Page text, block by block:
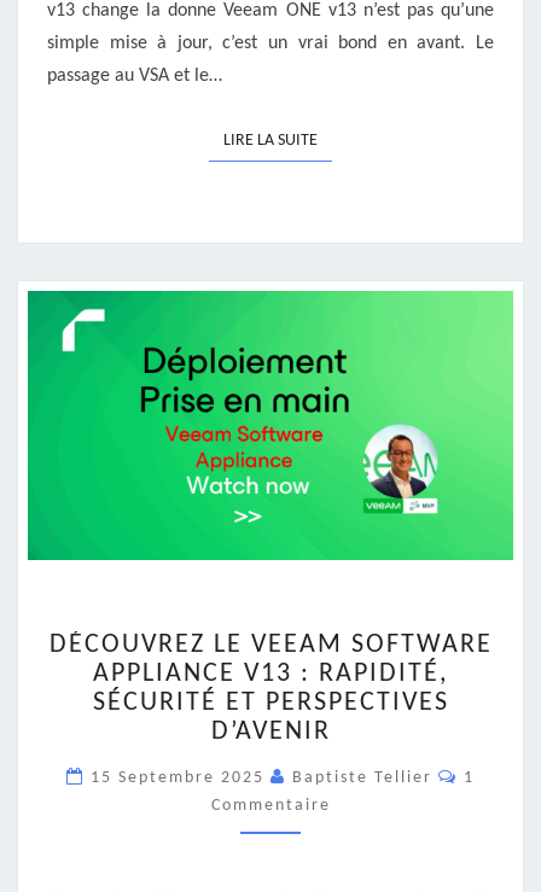
v13 change la donne Veeam ONE v13 n’est pas qu’une
simple mise à jour, c’est un vrai bond en avant. Le
passage au VSA et le…
LIRE LA SUITELIRE LA SUITE
LE
VEEAM
SOFTWARE
APPLIANCE
:
RAPIDITÉ,
SÉCURITÉ
DÉCOUVREZ LE VEEAM SOFTWARE
APPLIANCE V13 : RAPIDITÉ,
SÉCURITÉ ET PERSPECTIVES
D’AVENIR
15 Septembre 2025 Baptiste Tellier
1
Commentaire